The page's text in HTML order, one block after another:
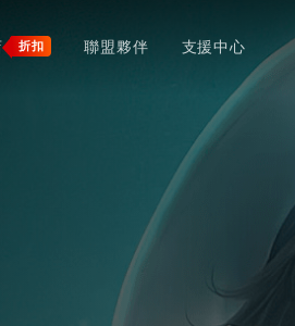
折扣 聯盟夥伴 支援中心